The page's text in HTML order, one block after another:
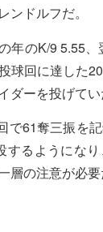
ドルフだ。
年のK/9 5.55
回に達した
ーを投げてい
61奪三振を
るようにな
の注意が必要